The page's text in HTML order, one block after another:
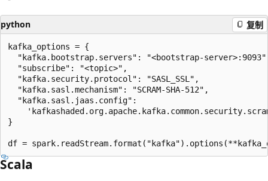
python 复制
kafka_options = {
"kafka.bootstrap.servers": "<bootstrap-
  "subscribe": "<topic>",
  "kafka.security.protocol": "SASL_SSL",
  "kafka.sasl.mechanism": "SCRAM-SHA-512",
  "kafka.sasl.jaas.config":
}
Scala